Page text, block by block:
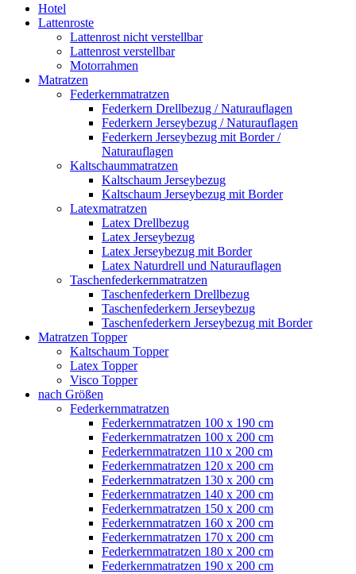
Hotel
Lattenroste
Lattenrost nicht verstellbar
Lattenrost verstellbar
Motorrahmen
Matratzen
Federkernmatratzen
Federkern Drellbezug / Naturauflagen
Federkern Jerseybezug / Naturauflagen
Federkern Jerseybezug mit Border /
Naturauflagen
Kaltschaummatratzen
Kaltschaum Jerseybezug
Kaltschaum Jerseybezug mit Border
Latexmatratzen
Latex Drellbezug
Latex Jerseybezug
Latex Jerseybezug mit Border
Latex Naturdrell und Naturauflagen
Taschenfederkernmatratzen
Taschenfederkern Drellbezug
Taschenfederkern Jerseybezug
Taschenfederkern Jerseybezug mit Border
Matratzen Topper
Kaltschaum Topper
Latex Topper
Visco Topper
nach Größen
Federkernmatratzen
Federkernmatratzen 100 x 190 cm
Federkernmatratzen 100 x 200 cm
Federkernmatratzen 110 x 200 cm
Federkernmatratzen 120 x 200 cm
Federkernmatratzen 130 x 200 cm
Federkernmatratzen 140 x 200 cm
Federkernmatratzen 150 x 200 cm
Federkernmatratzen 160 x 200 cm
Federkernmatratzen 170 x 200 cm
Federkernmatratzen 180 x 200 cm
Federkernmatratzen 190 x 200 cm